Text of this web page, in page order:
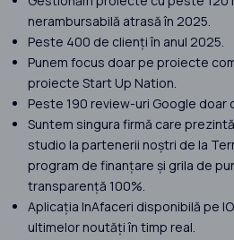
nerambursabilă atrasă în 2025.
Peste 400 de clienți în anul 2025.
Punem focus doar pe proiecte
proiecte Start Up Nation.
Peste 190 review-uri Google doar
Suntem singura firmă care
studio la partenerii noștri de la
program de finanțare și grila de
transparență 100%.
Aplicația InAfaceri disponibilă pe
ultimelor noutăți în timp real.